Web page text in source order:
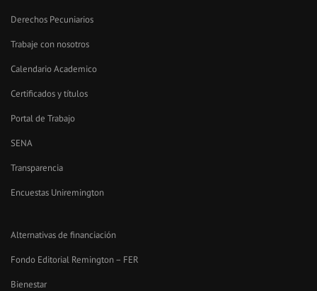
Derechos Pecuniarios
Trabaje con nosotros
Calendario Academico
Certificados y títulos
Portal de Trabajo
SENA
Transparencia
Encuestas Uniremington
Alternativas de financiación
Fondo Editorial Remington – FER
Bienestar